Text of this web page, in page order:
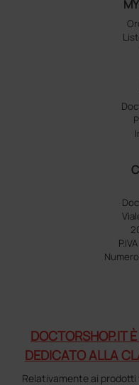
DOCTORSHOP.IT
DEDICATO ALLA
Relativamente ai prodotti